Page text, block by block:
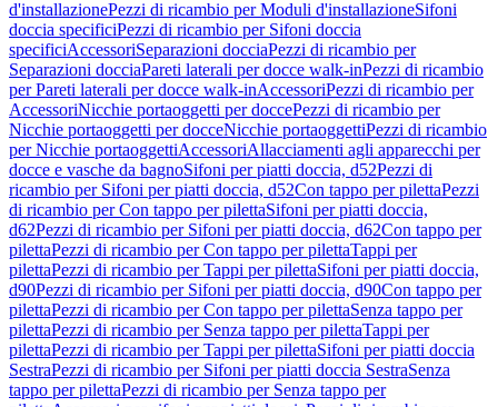
d'installazionePezzi di ricambio per Moduli d'installazioneSifoni
doccia specificiPezzi di ricambio per Sifoni doccia
specificiAccessoriSeparazioni docciaPezzi di ricambio per
Separazioni docciaPareti laterali per docce walk-inPezzi di ricambio
per Pareti laterali per docce walk-inAccessoriPezzi di ricambio per
AccessoriNicchie portaoggetti per doccePezzi di ricambio per
Nicchie portaoggetti per docceNicchie portaoggettiPezzi di ricambio
per Nicchie portaoggettiAccessoriAllacciamenti agli apparecchi per
docce e vasche da bagnoSifoni per piatti doccia, d52Pezzi di
ricambio per Sifoni per piatti doccia, d52Con tappo per pilettaPezzi
di ricambio per Con tappo per pilettaSifoni per piatti doccia,
d62Pezzi di ricambio per Sifoni per piatti doccia, d62Con tappo per
pilettaPezzi di ricambio per Con tappo per pilettaTappi per
pilettaPezzi di ricambio per Tappi per pilettaSifoni per piatti doccia,
d90Pezzi di ricambio per Sifoni per piatti doccia, d90Con tappo per
pilettaPezzi di ricambio per Con tappo per pilettaSenza tappo per
pilettaPezzi di ricambio per Senza tappo per pilettaTappi per
pilettaPezzi di ricambio per Tappi per pilettaSifoni per piatti doccia
SestraPezzi di ricambio per Sifoni per piatti doccia SestraSenza
tappo per pilettaPezzi di ricambio per Senza tappo per